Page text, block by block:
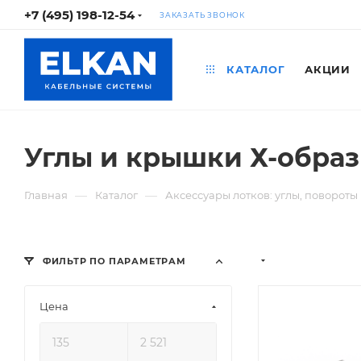
+7 (495) 198-12-54 ЗАКАЗАТЬ ЗВОНОК
КАТАЛОГ АКЦИИ
Углы и крышки Х-
Главная — Каталог — Аксессуары лотков: углы, повороты
ФИЛЬТР ПО ПАРАМЕТРАМ
Цена